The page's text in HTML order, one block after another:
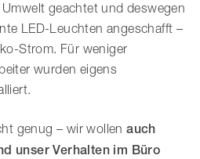
geachtet und deswegen
LED-Leuchten angeschafft –
Strom. Für weniger
wurden eigens
genug – wir wollenauch
unser Verhalten im Büro